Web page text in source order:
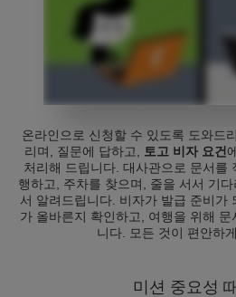
온라인으로 신청할 수 있도록 도와드
리며, 질문에 답하고,
토고 비자 요건
처리해 드립니다. 대사관으로 문서를
행하고, 주차를 찾으며, 줄을 서서 기
서 알려드립니다. 비자가 발급 준비가
가 올바른지 확인하고, 여행을 위해
니다. 모든 것이 편안하
미션 중요성